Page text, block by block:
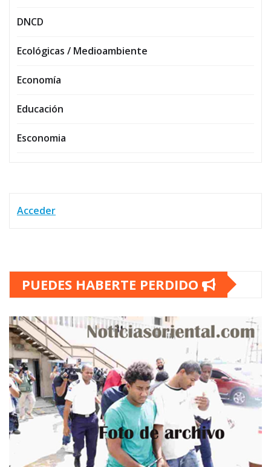
DNCD
Ecológicas / Medioambiente
Economía
Educación
Esconomia
Acceder
PUEDES HABERTE PERDIDO